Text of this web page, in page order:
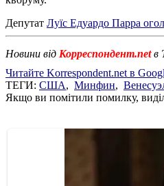
Депутат Луїс Едуардо Парра
Новини від Корреспондент.netв
Читайте Korrespondent.net в
ТЕГИ: США, Минфин,
Якщо ви помітили помилку,